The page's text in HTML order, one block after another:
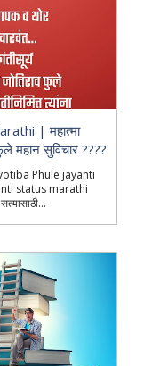
| महात्मा
महान सुविचार ????
Phule jayanti
status marathi